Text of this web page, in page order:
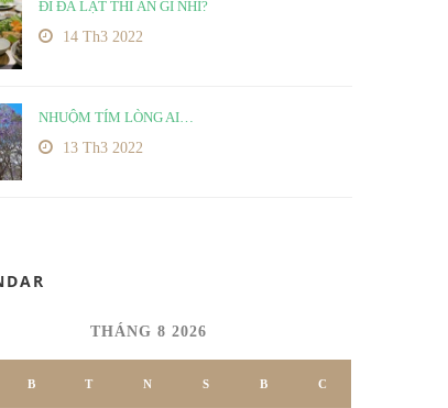
ĐI ĐÀ LẠT THÌ ĂN GÌ NHỈ?
14 Th3 2022
NHUỘM TÍM LÒNG AI…
13 Th3 2022
THÁNG 8 2026
B T N S B C